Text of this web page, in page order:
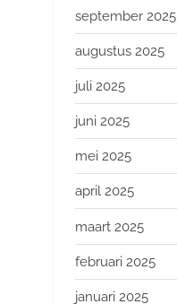
september 2025
augustus 2025
juli 2025
juni 2025
mei 2025
april 2025
maart 2025
februari 2025
januari 2025